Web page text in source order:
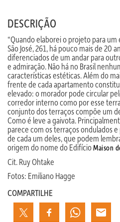
DESCRIÇÃO
“Quando elaborei o projeto para
São José, 261, há pouco mais de 20
diferenciados de um andar para
e admiração. Não há no Brasil
características estéticas. Além do
frente de cada apartamento
elevado: o morador pode circular
corredor interno como por esse
conjunto dos terraços compõe um
Como é leve a gaivota.
parece com os terraços ondulados
de cada um deles, que podem
origem do nome do EdifícioMaison
Cit. Ruy Ohtake
Fotos: Emiliano Hagge
COMPARTILHE